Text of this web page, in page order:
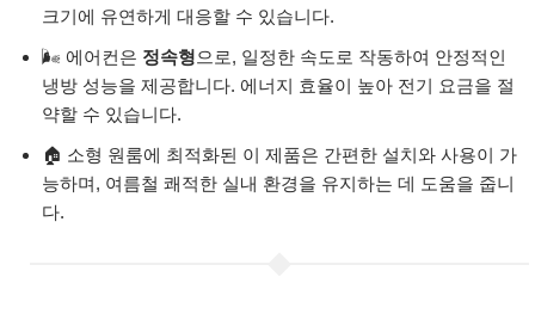
크기에 유연하게 대응할 수 있습니다.
🌬️ 에어컨은 정속형으로, 일정한 속도로 작동하여 안정적인
냉방 성능을 제공합니다. 에너지 효율이 높아 전기 요금을 절
약할 수 있습니다.
🏠 소형 원룸에 최적화된 이 제품은 간편한 설치와 사용이 가
능하며, 여름철 쾌적한 실내 환경을 유지하는 데 도움을 줍니
다.